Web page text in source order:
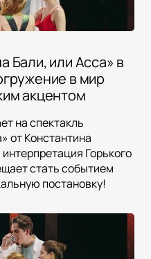
Бали, или Асса» в
в мир
акцентом
на спектакль
от Константина
Горького
стать событием
постановку!